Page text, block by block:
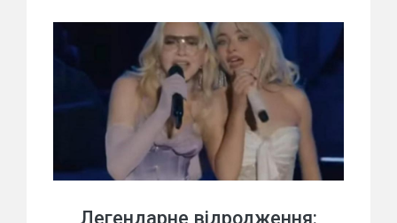
Легендарне відродження: